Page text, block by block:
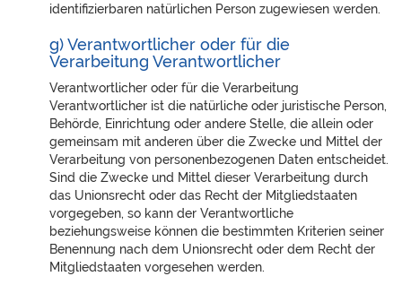
identifizierbaren natürlichen Person zugewiesen werden.
g) Verantwortlicher oder für die
Verarbeitung Verantwortlicher
Verantwortlicher oder für die Verarbeitung
Verantwortlicher ist die natürliche oder juristische Person,
Behörde, Einrichtung oder andere Stelle, die allein oder
gemeinsam mit anderen über die Zwecke und Mittel der
Verarbeitung von personenbezogenen Daten entscheidet.
Sind die Zwecke und Mittel dieser Verarbeitung durch
das Unionsrecht oder das Recht der Mitgliedstaaten
vorgegeben, so kann der Verantwortliche
beziehungsweise können die bestimmten Kriterien seiner
Benennung nach dem Unionsrecht oder dem Recht der
Mitgliedstaaten vorgesehen werden.